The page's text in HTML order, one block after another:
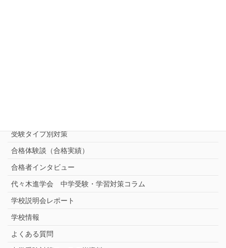
受験タイプ別対策
合格体験談（合格実績）
合格者インタビュー
代々木進学会 中学受験・学習対策コラム
学校説明会レポート
学校情報
よくある質問